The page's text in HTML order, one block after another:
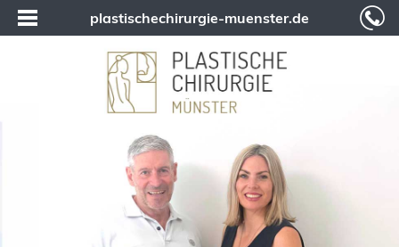
plastischechirurgie-muenster.de